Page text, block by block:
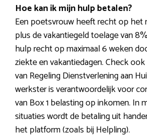
Hoe kan ik mijn hulp betalen?
Een poetsvrouw heeft recht op het
plus de vakantiegeld toelage van
hulp recht op maximaal 6 weken
ziekte en vakantiedagen. Check
van Regeling Dienstverlening aan
werkster is verantwoordelijk voor
van Box 1 belasting op inkomen. In
situaties wordt de betaling uit
het platform (zoals bij Helpling).